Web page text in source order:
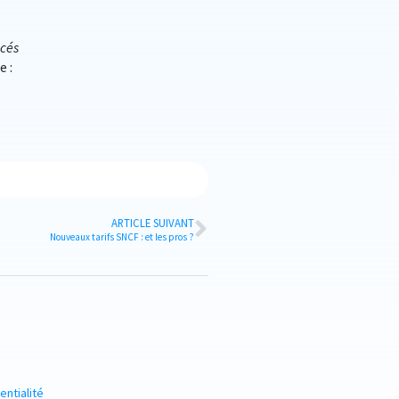
:
ARTICLE SUIVANT
Nouveaux tarifs SNCF : et les pros ?